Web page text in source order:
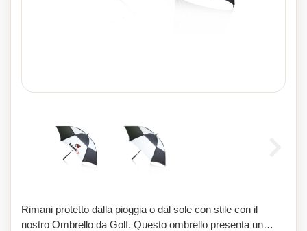
Rimani protetto dalla pioggia o dal sole con stile con il
nostro Ombrello da Golf. Questo ombrello presenta un